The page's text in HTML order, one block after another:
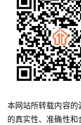
本网站所转载内容的
的真实性、准确性